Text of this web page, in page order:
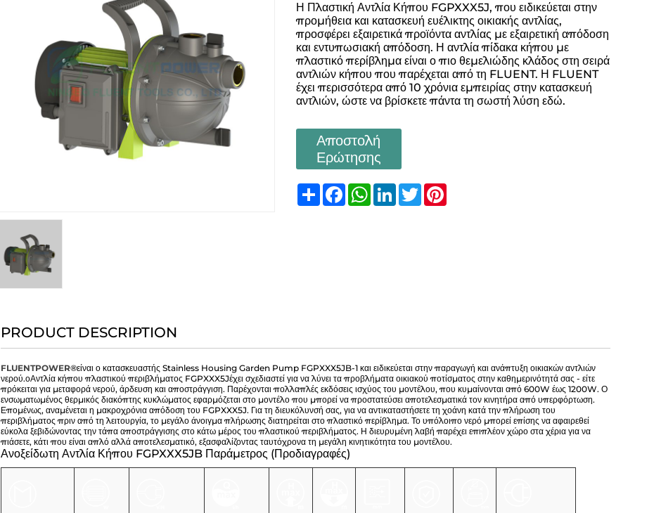
Η Πλαστική Αντλία Κήπου FGPXXX5J, που ειδικεύεται στην
προμήθεια και κατασκευή ευέλικτης οικιακής αντλίας,
προσφέρει εξαιρετικά προϊόντα αντλίας με εξαιρετική απόδοση
και εντυπωσιακή απόδοση. Η αντλία πίδακα κήπου με
πλαστικό περίβλημα είναι ο πιο θεμελιώδης κλάδος στη σειρά
αντλιών κήπου που παρέχεται από τη FLUENT. Η FLUENT
έχει περισσότερα από 10 χρόνια εμπειρίας στην κατασκευή
αντλιών, ώστε να βρίσκετε πάντα τη σωστή λύση εδώ.
Αποστολή
Ερώτησης
ShareFacebook
WhatsApp
LinkedIn
TwitterPinterest
PRODUCT DESCRIPTION
FLUENTPOWER®είναι ο κατασκευαστής Stainless Housing Garden Pump FGPXXX5JB-1 και ειδικεύεται στην παραγωγή και ανάπτυξη οικιακών αντλιών
νερού.οΑντλία κήπου πλαστικού περιβλήματος FGPXXX5Jέχει σχεδιαστεί για να λύνει τα προβλήματα οικιακού ποτίσματος στην καθημερινότητά σας - είτε
πρόκειται για μεταφορά νερού, άρδευση και αποστράγγιση. Παρέχονται πολλαπλές εκδόσεις ισχύος του μοντέλου, που κυμαίνονται από 600W έως 1200W. Ο
ενσωματωμένος θερμικός διακόπτης κυκλώματος εφαρμόζεται στο μοντέλο που μπορεί να προστατεύσει αποτελεσματικά τον κινητήρα από υπερφόρτωση.
Επομένως, αναμένεται η μακροχρόνια απόδοση του FGPXXX5J. Για τη διευκόλυνσή σας, για να αντικαταστήσετε τη χοάνη κατά την πλήρωση του
περιβλήματος πριν από τη λειτουργία, το μεγάλο άνοιγμα πλήρωσης διατηρείται στο πλαστικό περίβλημα. Το υπόλοιπο νερό μπορεί επίσης να αφαιρεθεί
εύκολα ξεβιδώνοντας την τάπα αποστράγγισης στο κάτω μέρος του πλαστικού περιβλήματος. Η διευρυμένη λαβή παρέχει επιπλέον χώρο στα χέρια για να
πιάσετε, κάτι που είναι απλό αλλά αποτελεσματικό, εξασφαλίζοντας ταυτόχρονα τη μεγάλη κινητικότητα του μοντέλου.
Ανοξείδωτη Αντλία Κήπου FGPXXX5JB Παράμετρος (Προδιαγραφές)